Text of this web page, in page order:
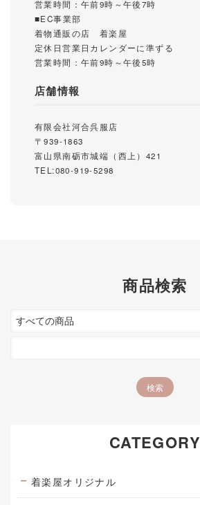
商品検索
CATEGORY
着楽屋オリジナル
営業時間：午前9時～午後7時
■EC事業部
着物通販の店 着楽屋
定休日営業日カレンダーに準ずる
営業時間：午前9時～午後5時
店舗情報
有限会社河合呉服店
〒939-1863
富山県南砺市城端（西上）421
TEL:080-919-5298